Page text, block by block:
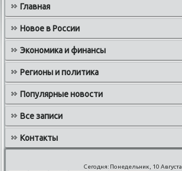
Главная
Новое в России
Экономика и финансы
Регионы и политика
Популярные новости
Все записи
Контакты
Сегодня: Понедельник, 10 Августа